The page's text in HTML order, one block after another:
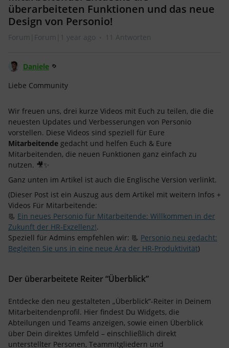
überarbeiteten Funktionen und das neue
Design von Personio!
Forum|Forum|1 year ago 11 Antworten
Daniele
Liebe Community
Wir freuen uns, drei kurze Videos mit Euch zu teilen, die die
neuesten Updates und Verbesserungen von Personio
vorstellen. Diese Videos sind speziell für Eure
Mitarbeitende gedacht und helfen Euch & Eure
Mitarbeitenden, die neuen Funktionen ganz einfach zu
nutzen. 🎥✨
Ganz unten im Artikel ist auch die Englische Version verlinkt.
(Dieser Post ist ein Auszug aus dem Artikel mit weitern Infos +
Videos Für Mitarbeitende:
📃 Ein neues Personio für Mitarbeitende: Willkommen in der
Zukunft der HR-Exzellenz!.
Speziell für Admins empfehlen wir: 📃 Personio neu gedacht:
Begleiten Sie uns in eine neue Ära der HR-Produktivität)
Der überarbeitete Reiter “Überblick”
Entdecke den neu gestalteten „Überblick“-Reiter in Deinem
Mitarbeitendenprofil. Hier findest Du Widgets, die
Abteilungen und Teams anzeigen, sowie einen Überblick
über Dein direktes Umfeld – einschließlich direkt
unterstellter Personen, Teammitgliedern und